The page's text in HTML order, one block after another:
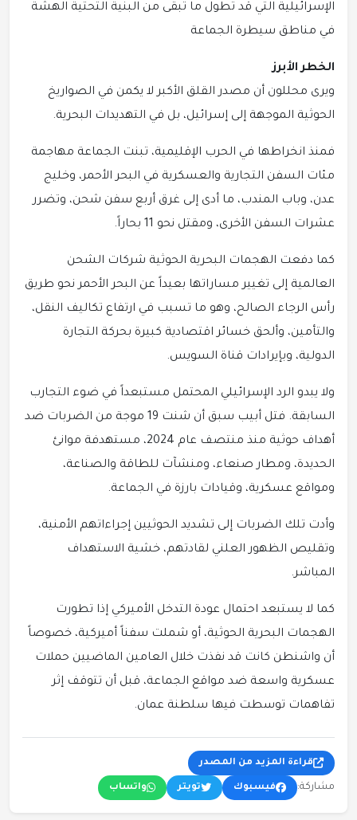
الإسرائيلية التي قد تطول ما تبقى من البنية التحتية الهشة
في مناطق سيطرة الجماعة
الخطر الأبرز
ويرى محللون أن مصدر القلق الأكبر لا يكمن في الصواريخ
الحوثية الموجهة إلى إسرائيل، بل في التهديدات البحرية.
فمنذ انخراطها في الحرب الإقليمية، تبنت الجماعة مهاجمة
مئات السفن التجارية والعسكرية في البحر الأحمر، وخليج
عدن، وباب المندب، ما أدى إلى غرق أربع سفن شحن، وتضرر
عشرات السفن الأخرى، ومقتل نحو 11 بحاراً.
كما دفعت الهجمات البحرية الحوثية شركات الشحن
العالمية إلى تغيير مساراتها بعيداً عن البحر الأحمر نحو طريق
رأس الرجاء الصالح، وهو ما تسبب في ارتفاع تكاليف النقل،
والتأمين، وألحق خسائر اقتصادية كبيرة بحركة التجارة
الدولية، وبإيرادات قناة السويس.
ولا يبدو الرد الإسرائيلي المحتمل مستبعداً في ضوء التجارب
السابقة. فتل أبيب سبق أن شنت 19 موجة من الضربات ضد
أهداف حوثية منذ منتصف عام 2024، مستهدفة موانئ
الحديدة، ومطار صنعاء، ومنشآت للطاقة والصناعة،
ومواقع عسكرية، وقيادات بارزة في الجماعة.
وأدت تلك الضربات إلى تشديد الحوثيين إجراءاتهم الأمنية،
وتقليص الظهور العلني لقادتهم، خشية الاستهداف
المباشر.
كما لا يستبعد احتمال عودة التدخل الأميركي إذا تطورت
الهجمات البحرية الحوثية، أو شملت سفناً أميركية، خصوصاً
أن واشنطن كانت قد نفذت خلال العامين الماضيين حملات
عسكرية واسعة ضد مواقع الجماعة، قبل أن تتوقف إثر
تفاهمات توسطت فيها سلطنة عمان.
قراءة المزيد من المصدر
مشاركة: فيسبوك تويتر واتساب